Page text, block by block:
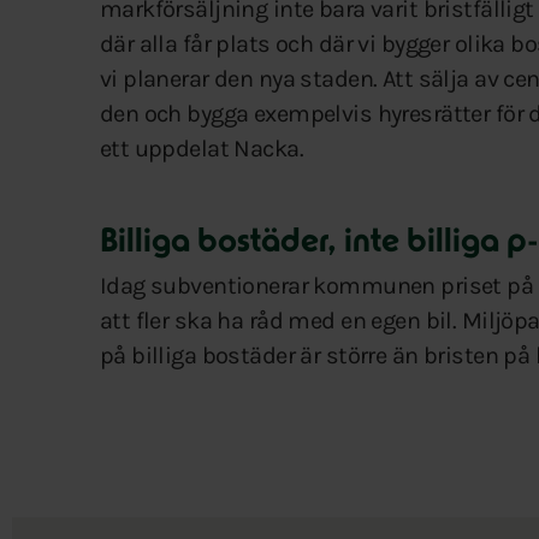
markförsäljning inte bara varit bristfälligt
där alla får plats och där vi bygger olika
vi planerar den nya staden. Att sälja av
den och bygga exempelvis hyresrätter
ett uppdelat Nacka.
Billiga bostäder, inte billiga
Idag subventionerar kommunen priset
att fler ska ha råd med en egen bil.
på billiga bostäder är större än bristen